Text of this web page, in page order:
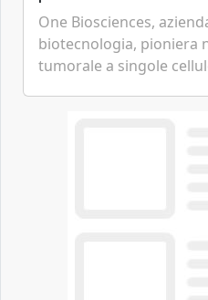
singole cellule da
One Biosciences,
biotecnologia, pioniera
tumorale a singole